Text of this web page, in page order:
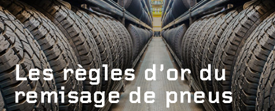
Les règles d’or du
remisage de pneus